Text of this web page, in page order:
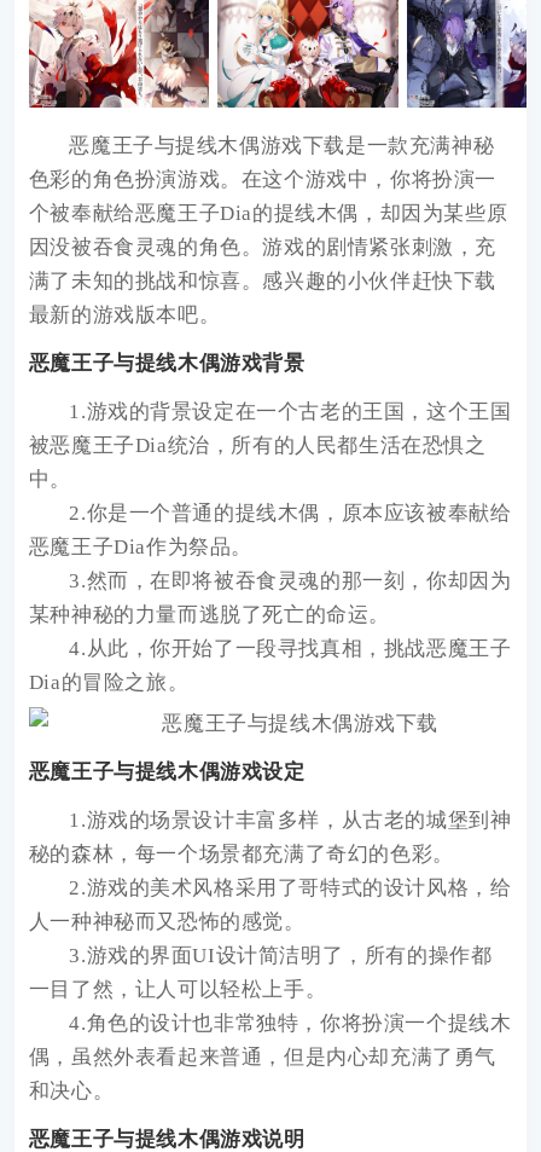
恶魔王子与提线木偶游戏下载是一款充满神秘
色彩的角色扮演游戏。在这个游戏中，你将扮演一
个被奉献给恶魔王子Dia的提线木偶，却因为某些原
因没被吞食灵魂的角色。游戏的剧情紧张刺激，充
满了未知的挑战和惊喜。感兴趣的小伙伴赶快下载
最新的游戏版本吧。
恶魔王子与提线木偶游戏背景
1.游戏的背景设定在一个古老的王国，这个王国
被恶魔王子Dia统治，所有的人民都生活在恐惧之
中。
2.你是一个普通的提线木偶，原本应该被奉献给
恶魔王子Dia作为祭品。
3.然而，在即将被吞食灵魂的那一刻，你却因为
某种神秘的力量而逃脱了死亡的命运。
4.从此，你开始了一段寻找真相，挑战恶魔王子
Dia的冒险之旅。
恶魔王子与提线木偶游戏设定
1.游戏的场景设计丰富多样，从古老的城堡到神
秘的森林，每一个场景都充满了奇幻的色彩。
2.游戏的美术风格采用了哥特式的设计风格，给
人一种神秘而又恐怖的感觉。
3.游戏的界面UI设计简洁明了，所有的操作都
一目了然，让人可以轻松上手。
4.角色的设计也非常独特，你将扮演一个提线木
偶，虽然外表看起来普通，但是内心却充满了勇气
和决心。
恶魔王子与提线木偶游戏说明